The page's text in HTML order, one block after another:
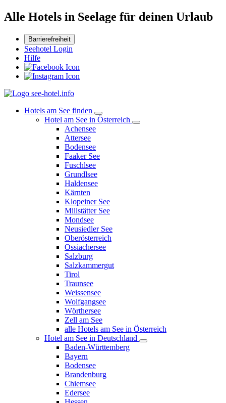
Alle Hotels in Seelage für deinen Urlaub
Barrierefreiheit
Seehotel Login
Hilfe
Hotels am See finden
Hotel am See in Österreich
Achensee
Attersee
Bodensee
Faaker See
Fuschlsee
Grundlsee
Haldensee
Kärnten
Klopeiner See
Millstätter See
Mondsee
Neusiedler See
Oberösterreich
Ossiachersee
Salzburg
Salzkammergut
Tirol
Traunsee
Weissensee
Wolfgangsee
Wörthersee
Zell am See
alle Hotels am See in Österreich
Hotel am See in Deutschland
Baden-Württemberg
Bayern
Bodensee
Brandenburg
Chiemsee
Edersee